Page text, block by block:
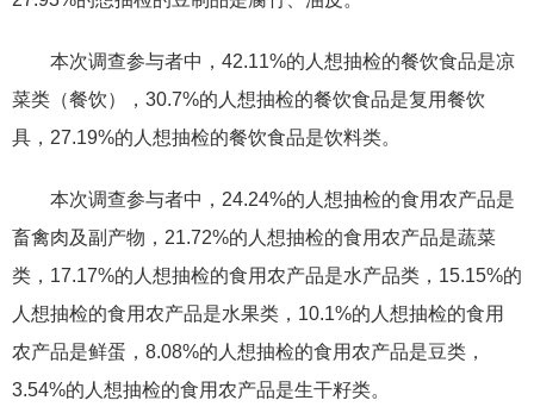
本次调查参与者中，42.11%的人想抽检的餐饮食品是凉
菜类（餐饮），30.7%的人想抽检的餐饮食品是复用餐饮
具，27.19%的人想抽检的餐饮食品是饮料类。
本次调查参与者中，24.24%的人想抽检的食用农产品是
畜禽肉及副产物，21.72%的人想抽检的食用农产品是蔬菜
类，17.17%的人想抽检的食用农产品是水产品类，15.15%的
人想抽检的食用农产品是水果类，10.1%的人想抽检的食用
农产品是鲜蛋，8.08%的人想抽检的食用农产品是豆类，
3.54%的人想抽检的食用农产品是生干籽类。